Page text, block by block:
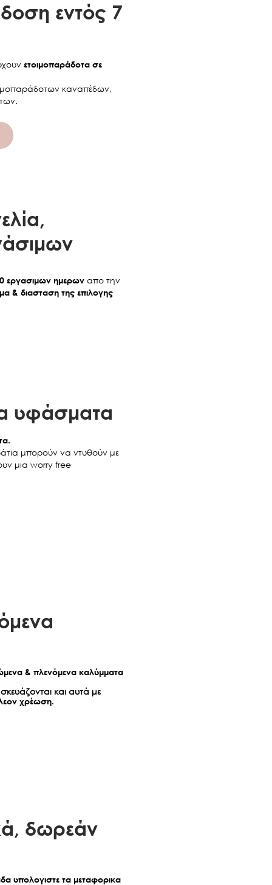
ΦΠΑ
εντός 7
ετοιμοπαράδοτα σε
καναπέδων,
εργασιμων ημερων απο την
& διασταση της επιλογης
υφάσματα
μπορούν να ντυθούν με
μια worry free
& πλενόμενα καλύμματα
και αυτά με
χρέωση.
δωρεάν
υπολογιστε τα μεταφορικα